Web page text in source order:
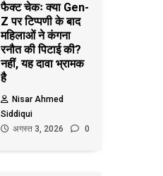
फैक्ट चेकः क्या Gen-
Z पर टिप्पणी के बाद
महिलाओं ने कंगना
रनौत की पिटाई की?
नहीं, यह दावा भ्रामक
है
Nisar Ahmed
Siddiqui
अगस्त 3, 2026
0